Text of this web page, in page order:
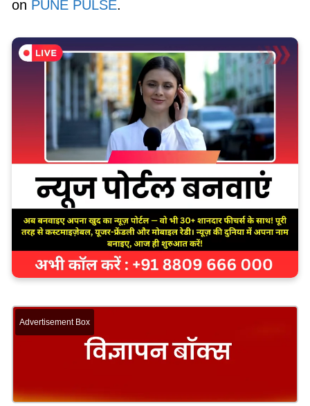
on PUNE PULSE.
Advertisement Box